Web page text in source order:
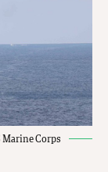
Marine Corps